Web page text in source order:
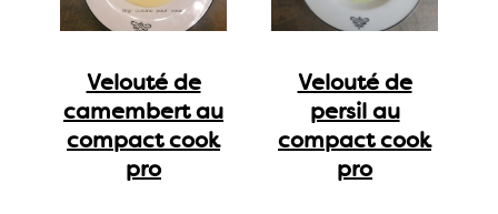
Velouté de
camembert au
compact cook
pro
Velouté de
persil au
compact cook
pro